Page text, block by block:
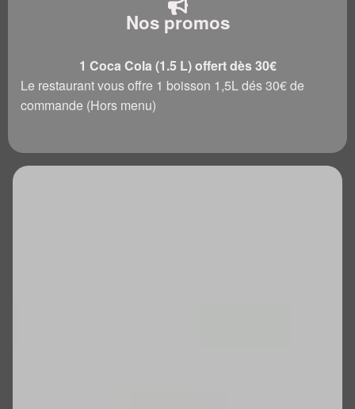
Nos promos
1 Coca Cola (1.5 L) offert dès 30€
Le restaurant vous offre 1 boisson 1,5L dés 30€ de
commande (Hors menu)